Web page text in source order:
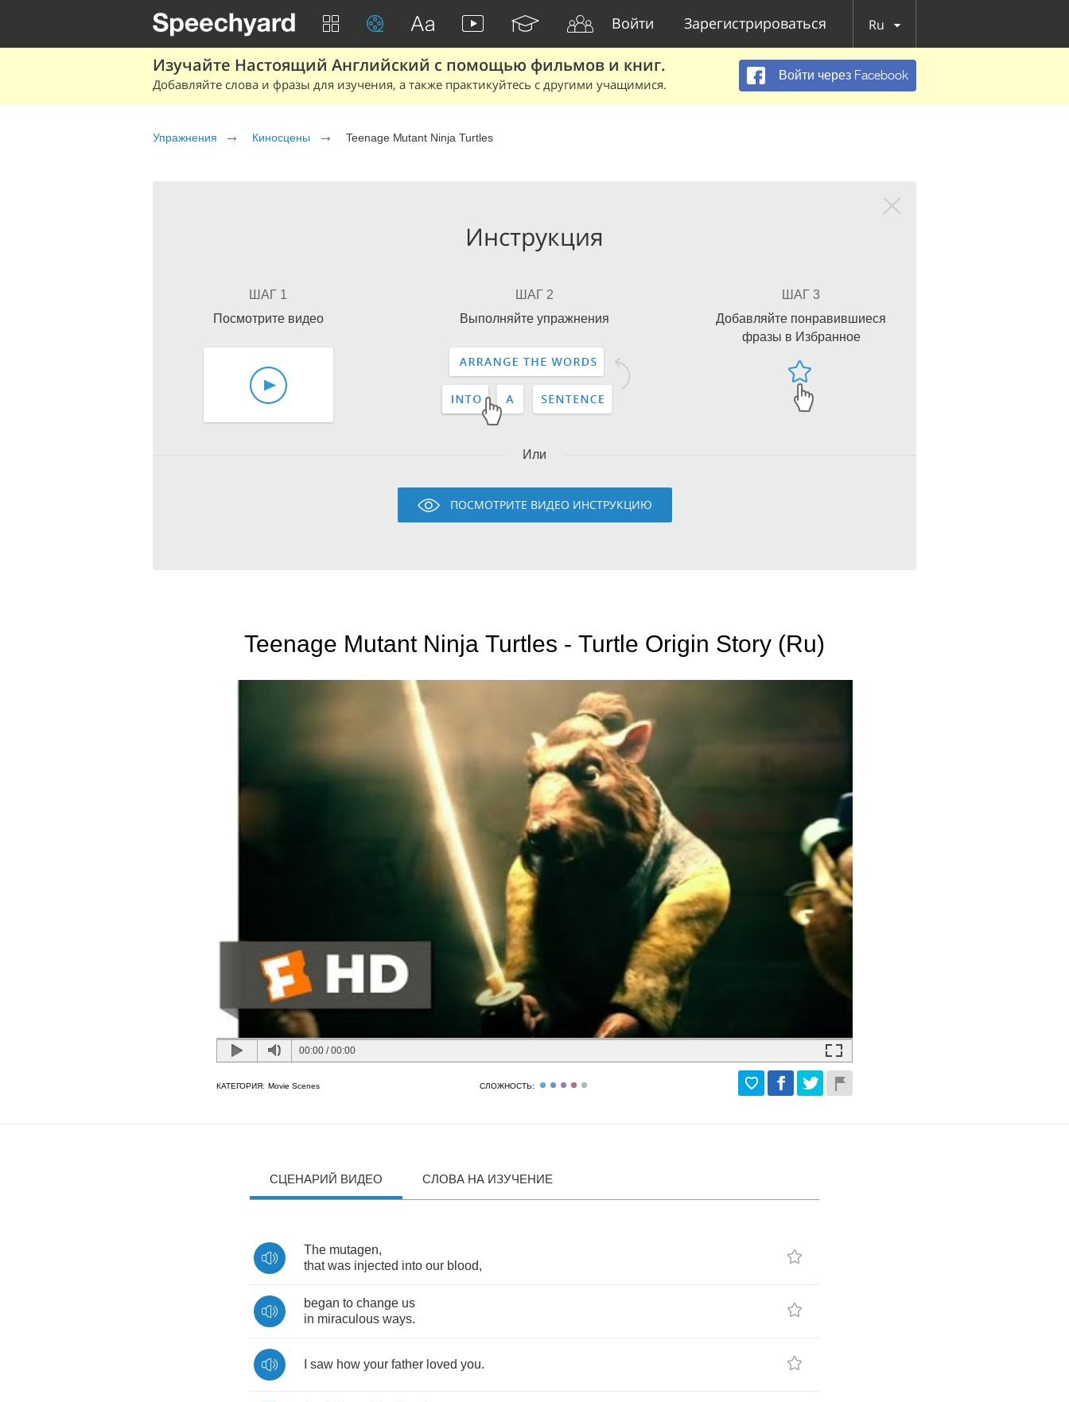
Войти Зарегистрироваться Ru
Изучайте Настоящий Английский с помощью фильмов и книг.
Добавляйте слова и фразы для изучения, а также практикуйтесь с другими учащимися.
Войти через Facebook
Упражнения Киносцены Teenage Mutant Ninja Turtles
Инструкция
ШАГ 1
Посмотрите видео
ШАГ 2
Выполняйте упражнения
ШАГ 3
Добавляйте понравившиеся
фразы в Избранное
Или
ПОСМОТРИТЕ ВИДЕО ИНСТРУКЦИЮ
Teenage Mutant Ninja Turtles - Turtle Origin Story (Ru)
00:00 /00:00
КАТЕГОРИЯ: Movie Scenes СЛОЖНОСТЬ:
СЦЕНАРИЙ ВИДЕО СЛОВА НА ИЗУЧЕНИЕ
The mutagen,
that was injected into our blood,
began to change us
in miraculous ways.
saw how your father loved you.